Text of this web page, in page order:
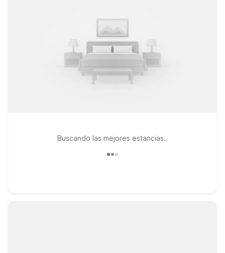
Buscando las mejores estancias..